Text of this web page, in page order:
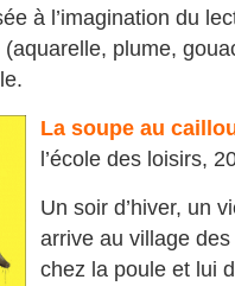
à l’imagination du
(aquarelle, plume,
La soupe au
l’école des loisirs,
Un soir d’hiver, un
arrive au village
chez la poule et lui